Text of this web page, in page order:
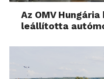
Az OMV
leállította